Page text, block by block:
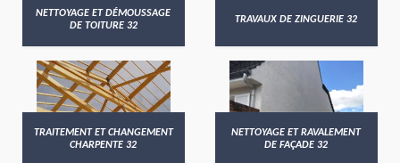
NETTOYAGE ET DÉMOUSSAGE
DE TOITURE 32
TRAVAUX DE ZINGUERIE 32
TRAITEMENT ET CHANGEMENT
CHARPENTE 32
NETTOYAGE ET RAVALEMENT
DE FAÇADE 32